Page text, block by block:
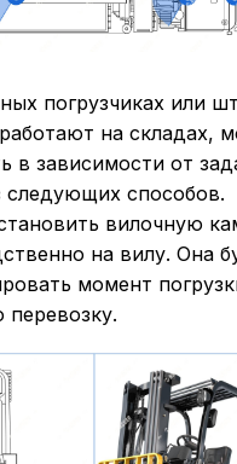
погрузчиках или
на складах,
в зависимости от
следующих способов.
вилочную
на вилу. Она
момент
перевозку.